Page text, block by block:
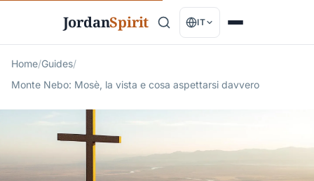
JordanSpirit IT
Home/Guides/
Monte Nebo: Mosè, la vista e cosa aspettarsi davvero